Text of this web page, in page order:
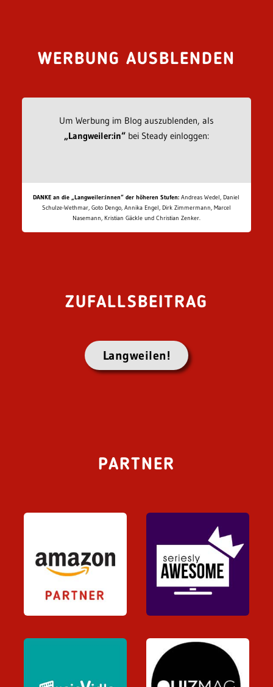
WERBUNG AUSBLENDEN
Um Werbung im Blog auszublenden, als
„Langweiler:in“bei Steady einloggen:
DANKE an die „Langweiler:innen“ der höheren Stufen: Andreas Wedel, Daniel
Schulze-Wethmar, Goto Dengo, Annika Engel, Dirk Zimmermann, Marcel
Nasemann, Kristian Gäckle und Christian Zenker.
ZUFALLSBEITRAG
Langweilen!
PARTNER